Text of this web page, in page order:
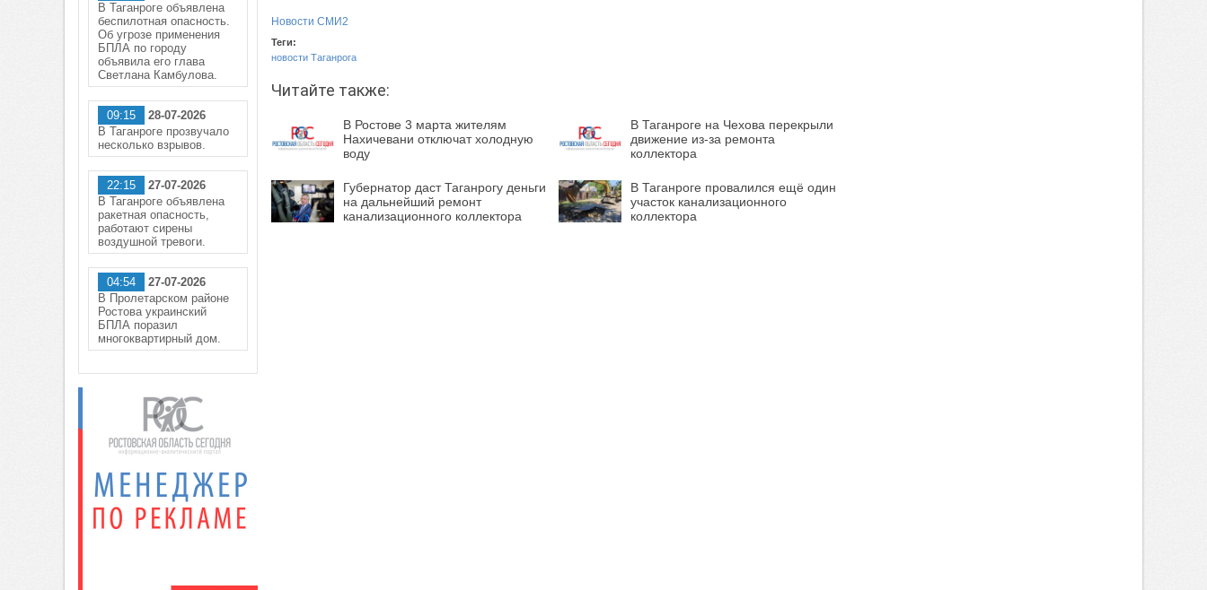
Новости СМИ2
Теги:
новости Таганрога
Читайте также:
В Ростове 3 марта жителям
Нахичевани отключат холодную
воду
В Таганроге на Чехова перекрыли
движение из-за ремонта
коллектора
Губернатор даст Таганрогу деньги
на дальнейший ремонт
канализационного коллектора
В Таганроге провалился ещё один
участок канализационного
коллектора
В Таганроге объявлена
беспилотная опасность.
Об угрозе применения
БПЛА по городу
объявила его глава
Светлана Камбулова.
09:15
28-07-2026
В Таганроге прозвучало
несколько взрывов.
22:15
27-07-2026
В Таганроге объявлена
ракетная опасность,
работают сирены
воздушной тревоги.
04:54
27-07-2026
В Пролетарском районе
Ростова украинский
БПЛА поразил
многоквартирный дом.